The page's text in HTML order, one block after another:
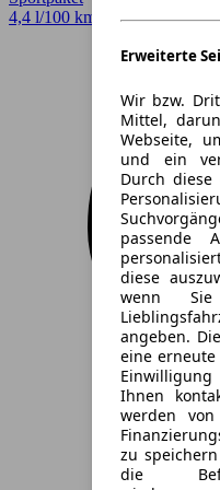
Erweiterte
Wir bzw.
Mittel,
Webseite,
und ein
Durch
passende
diese
wenn Sie
angeben.
eine
Ihnen
werden
zu
die
4,4 l/100 km (komb.)*